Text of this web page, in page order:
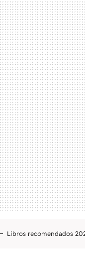
Libros recomendados